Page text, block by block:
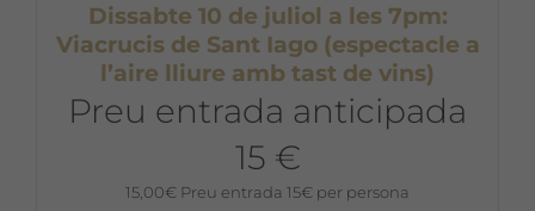
Dissabte 10 de juliol a les 7pm:
Viacrucis de Sant Iago (espectacle a
l’aire lliure amb tast de vins)
Preu entrada anticipada
15 €
15,00€ Preu entrada 15€ per persona